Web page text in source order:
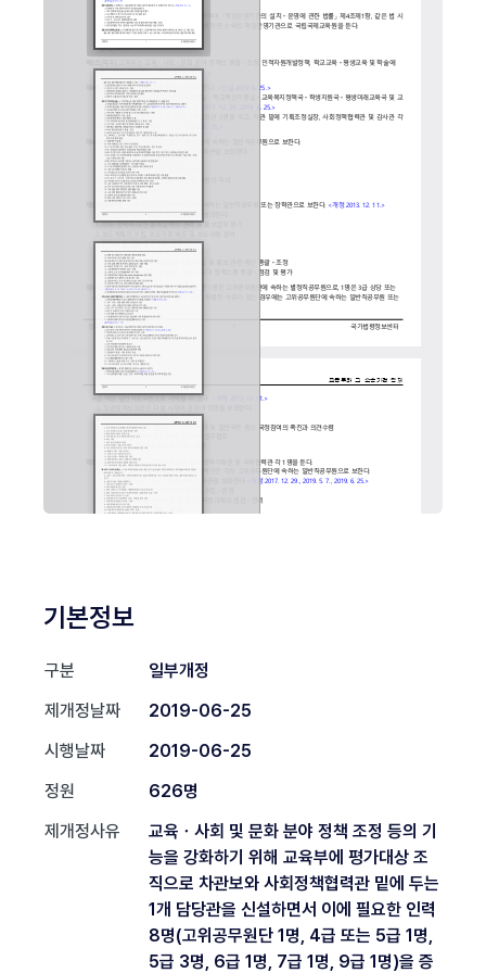
기본정보
구분
일부개정
제개정날짜
2019-06-25
시행날짜
2019-06-25
정원
626명
제개정사유
교육ㆍ사회 및 문화 분야 정책 조정 등의 기
능을 강화하기 위해 교육부에 평가대상 조
직으로 차관보와 사회정책협력관 밑에 두는
1개 담당관을 신설하면서 이에 필요한 인력
8명(고위공무원단 1명, 4급 또는 5급 1명,
5급 3명, 6급 1명, 7급 1명, 9급 1명)을 증